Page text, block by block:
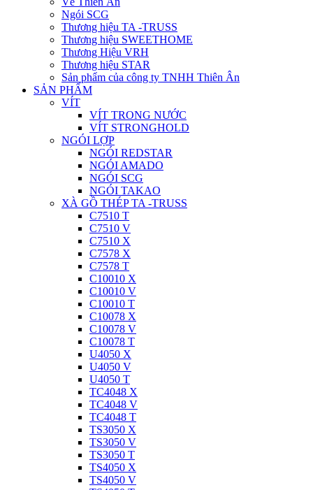
Ngói SCG
Thương hiệu TA -TRUSS
Thương hiệu SWEETHOME
Thương Hiệu VRH
Thương hiệu STAR
Sản phẩm của công ty TNHH Thiên Ân
SẢN PHẨM
VÍT
VÍT TRONG NƯỚC
VÍT STRONGHOLD
NGÓI LỢP
NGÓI REDSTAR
NGÓI AMADO
NGÓI SCG
NGÓI TAKAO
XÀ GỒ THÉP TA -TRUSS
C7510 T
C7510 V
C7510 X
C7578 X
C7578 T
C10010 X
C10010 V
C10010 T
C10078 X
C10078 V
C10078 T
U4050 X
U4050 V
U4050 T
TC4048 X
TC4048 V
TC4048 T
TS3050 X
TS3050 V
TS3050 T
TS4050 X
TS4050 V